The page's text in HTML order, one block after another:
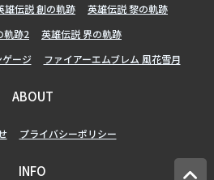
雄伝説 創の軌跡
英雄伝説 黎の軌跡
軌跡2
英雄伝説 界の軌跡
ージ
ファイアーエムブレム 風花雪月
ABOUT
プライバシーポリシー
INFO